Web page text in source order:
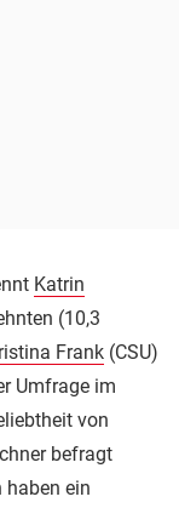
Katrin
(10,3
Frank (CSU)
Umfrage im
von
befragt
haben ein